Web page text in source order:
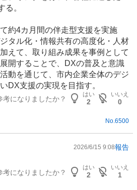
る。
約4カ月間の伴走型支援を実施
タル化・情報共有の高度化・ 人材
えて、取り組み成果を事例として
開することで、DXの普及と意識
動を通じて、市内企業全体のデジ
DX支援の実現を目指す。
考になりましたか？
はい
2
いいえ
0
No.6500
2026/6/15 9:08報告
考になりましたか？
はい
2
いいえ
1